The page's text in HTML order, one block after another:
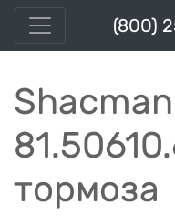
(800)
тормоза